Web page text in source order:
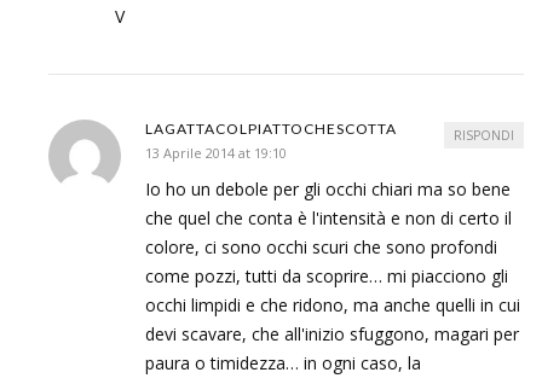
V
LAGATTACOLPIATTOCHESCOTTA
13 Aprile 2014 at 19:10
Io ho un debole per gli occhi chiari ma so bene
che quel che conta è l'intensità e non di certo il
colore, ci sono occhi scuri che sono profondi
come pozzi, tutti da scoprire… mi piacciono gli
occhi limpidi e che ridono, ma anche quelli in cui
devi scavare, che all'inizio sfuggono, magari per
paura o timidezza… in ogni caso, la
RISPONDI